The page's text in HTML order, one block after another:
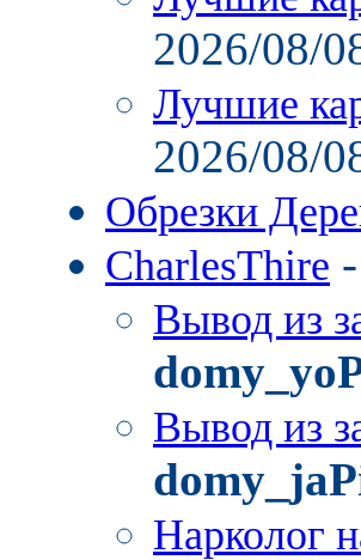
2026/08/
Лучшие
2026/08/
Обрезки
CharlesThire -
Вывод из
Вывод из
Нарколог